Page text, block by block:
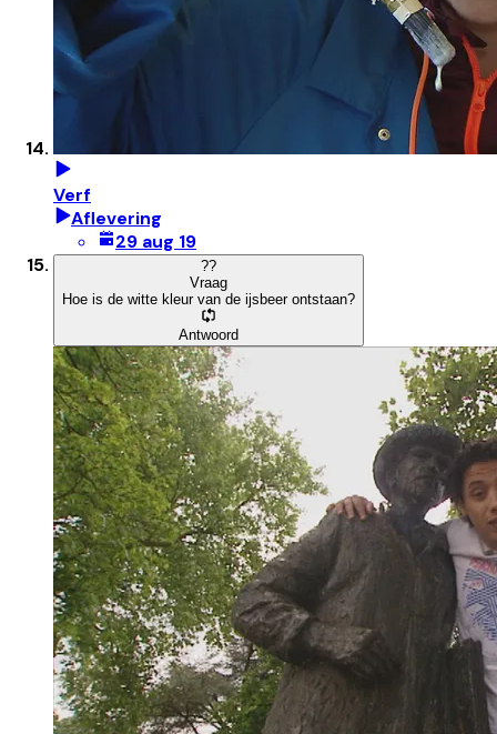
Verf
Aflevering
29 aug 19
??
Vraag
Hoe is de witte kleur van de ijsbeer ontstaan?
Antwoord